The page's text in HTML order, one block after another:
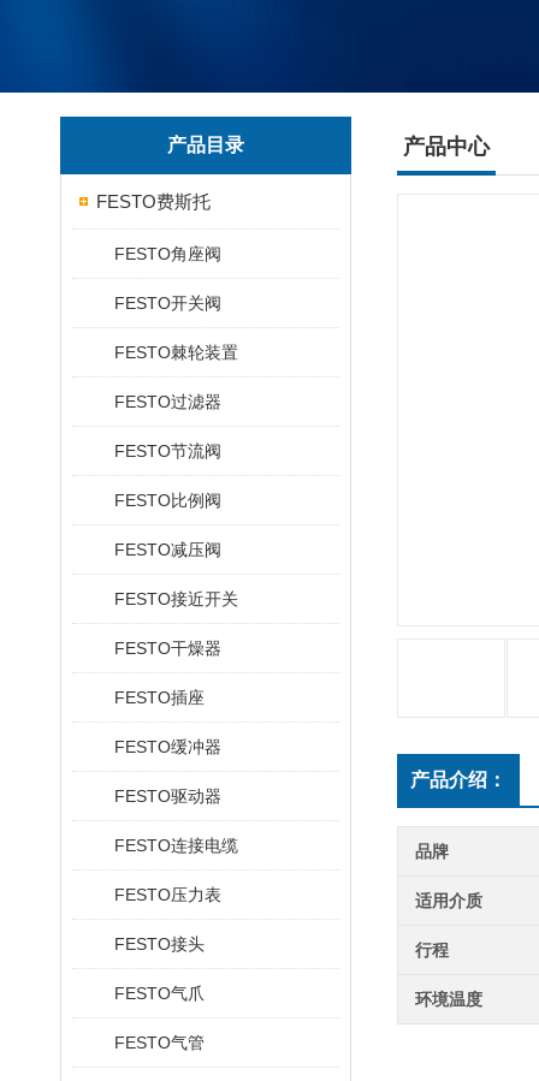
产品目录
FESTO费斯托
FESTO角座阀
FESTO开关阀
FESTO棘轮装置
FESTO过滤器
FESTO节流阀
FESTO比例阀
FESTO减压阀
FESTO接近开关
FESTO干燥器
FESTO插座
FESTO缓冲器
FESTO驱动器
FESTO连接电缆
FESTO压力表
FESTO接头
FESTO气爪
FESTO气管
产品中心
产品介绍：
品牌
适用介质
行程
环境温度